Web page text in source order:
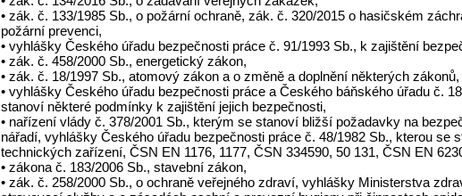
• zák. č. 133/1985 Sb., o požární ochraně, zák. č. 320/2015 o hasičském
požární prevenci,
• vyhlášky Českého úřadu bezpečnosti práce č. 91/1993 Sb., k zajištění
• zák. č. 458/2000 Sb., energetický zákon,
• zák. č. 18/1997 Sb., atomový zákon a o změně a doplnění některých zákonů,
• vyhlášky Českého úřadu bezpečnosti práce a Českého báňského úřadu č.
stanoví některé podmínky k zajištění jejich bezpečnosti,
• nařízení vlády č. 378/2001 Sb., kterým se stanoví bližší požadavky na
nářadí, vyhlášky Českého úřadu bezpečnosti práce č. 48/1982 Sb., kterou
technických zařízení, ČSN EN 1176, 1177, ČSN 334590, 50 131, ČSN EN
• zákona č. 183/2006 Sb., stavební zákon,
• zák. č. 258/2000 Sb., o ochraně veřejného zdraví, vyhlášky Ministerstva